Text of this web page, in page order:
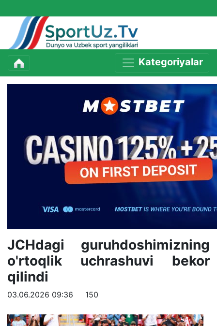
Kategoriyalar
JCHdagi guruhdoshimizning
o'rtoqlik uchrashuvi bekor
qilindi
03.06.2026 09:36 150